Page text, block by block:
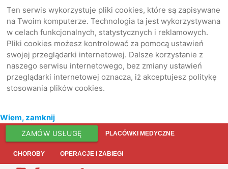
Ten serwis wykorzystuje pliki cookies, które są zapisywane
na Twoim komputerze. Technologia ta jest wykorzystywana
w celach funkcjonalnych, statystycznych i reklamowych.
Pliki cookies możesz kontrolować za pomocą ustawień
swojej przeglądarki internetowej. Dalsze korzystanie z
naszego serwisu internetowego, bez zmiany ustawień
przeglądarki internetowej oznacza, iż akceptujesz politykę
stosowania plików cookies.
Wiem, zamknij
ZAMÓW USŁUGĘ PLACÓWKI MEDYCZNE
CHOROBY OPERACJE I ZABIEGI